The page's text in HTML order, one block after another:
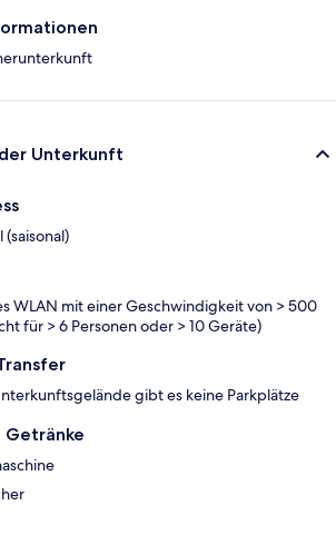
Unterkunft
WLAN mit einer Geschwindigkeit von > 500
für > 6 Personen oder > 10 Geräte)
gibt es keine Parkplätze
Getränke